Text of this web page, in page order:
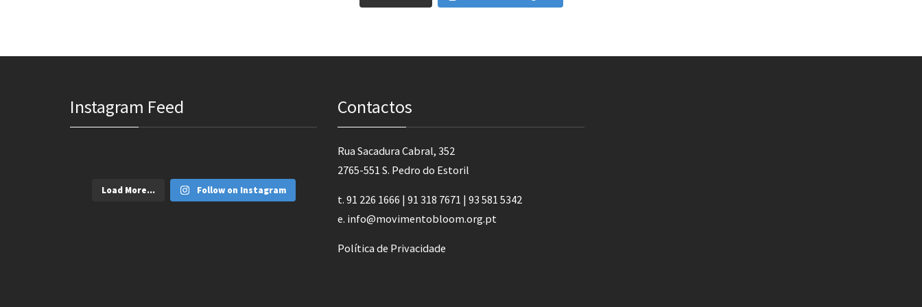
Instagram Feed
Load More... Follow on Instagram
Contactos
Rua Sacadura Cabral, 352
2765-551 S. Pedro do Estoril
t. 91 226 1666 | 91 318 7671 | 93 581 5342
e. info@movimentobloom.org.pt
Política de Privacidade